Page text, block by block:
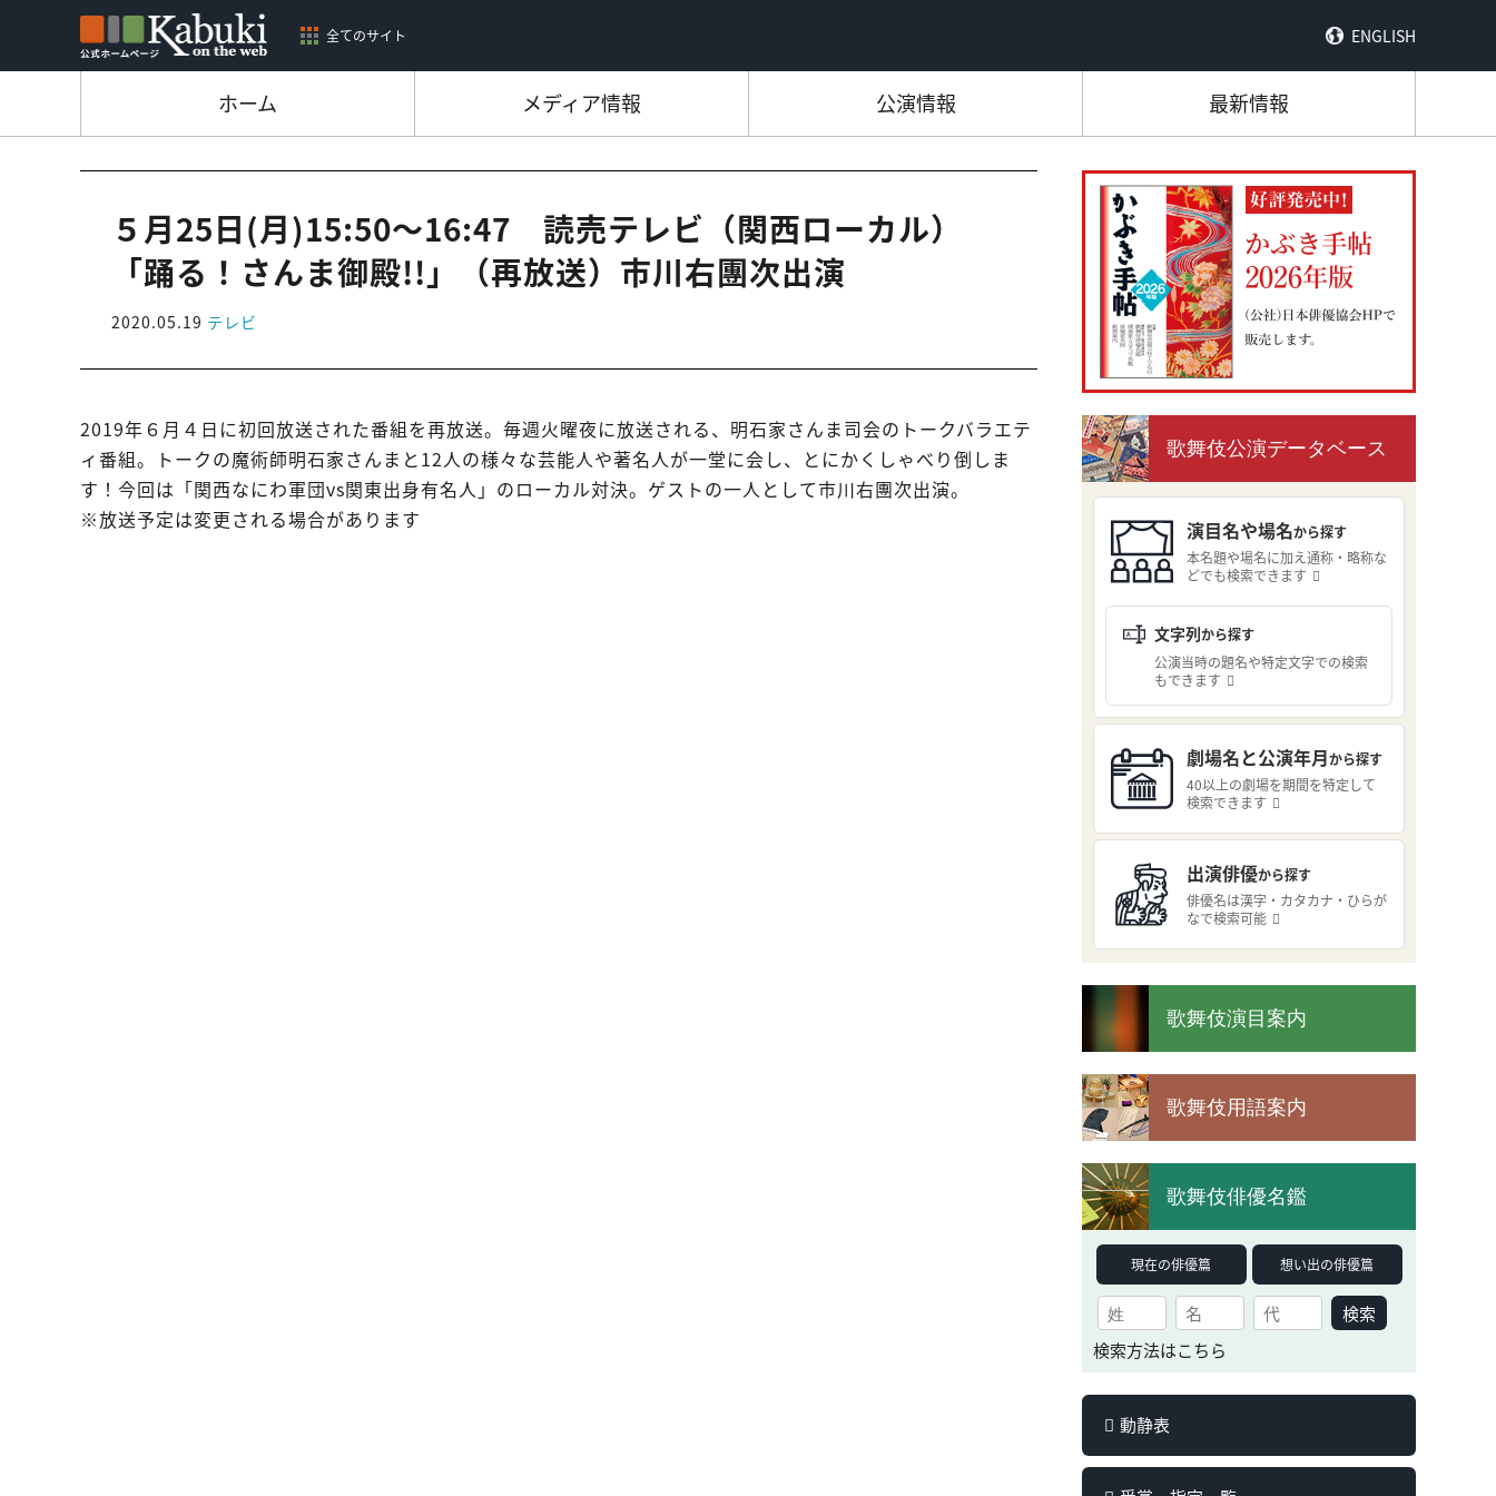
全てのサイト ENGLISH
ホーム メディア情報 公演情報 最新情報
５月25日(月)15:50～16:47 読売テレビ（関西ローカル）
「踊る！さんま御殿!!」（再放送）市川右團次出演
2020.05.19 テレビ
2019年６月４日に初回放送された番組を再放送。毎週火曜夜に放送される、明石家さんま司会のトークバラエテ
ィ番組。トークの魔術師明石家さんまと12人の様々な芸能人や著名人が一堂に会し、とにかくしゃべり倒しま
す！今回は「関西なにわ軍団vs関東出身有名人」のローカル対決。ゲストの一人として市川右團次出演。
※放送予定は変更される場合があります
歌舞伎公演データベース
演目名や場名から探す
本名題や場名に加え通称・略称な
どでも検索できます
文字列から探す
公演当時の題名や特定文字での検索
もできます
劇場名と公演年月から探す
40以上の劇場を期間を特定して
検索できます
出演俳優から探す
俳優名は漢字・カタカナ・ひらが
なで検索可能
歌舞伎演目案内
歌舞伎用語案内
歌舞伎俳優名鑑
現在の俳優篇 想い出の俳優篇
検索
検索方法はこちら
動静表